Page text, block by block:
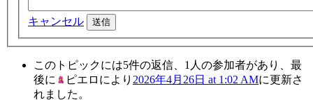
このトピックには5件の返信、1人の参加者があり、最
後に
ピエロ により 2026年4月26日 at 1:02 AMに更新さ
れました。
キャンセル 送信